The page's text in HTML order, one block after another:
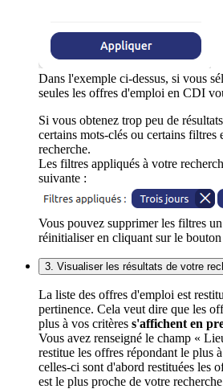
Dans l'exemple ci-dessus, si vous
seules les offres d'emploi en CDI
Si vous obtenez trop peu de
certains mots-clés ou certains filtres
recherche.
Les filtres appliqués à votre
suivante :
Vous pouvez supprimer les filtres
réinitialiser en cliquant sur le
3. Visualiser les résultats de votre
La liste des offres d'emploi est
pertinence. Cela veut dire que les
plus à vos critères s'affichent en
Vous avez renseigné le champ «
restitue les offres répondant le plus
celles-ci sont d'abord restituées les
est le plus proche de votre